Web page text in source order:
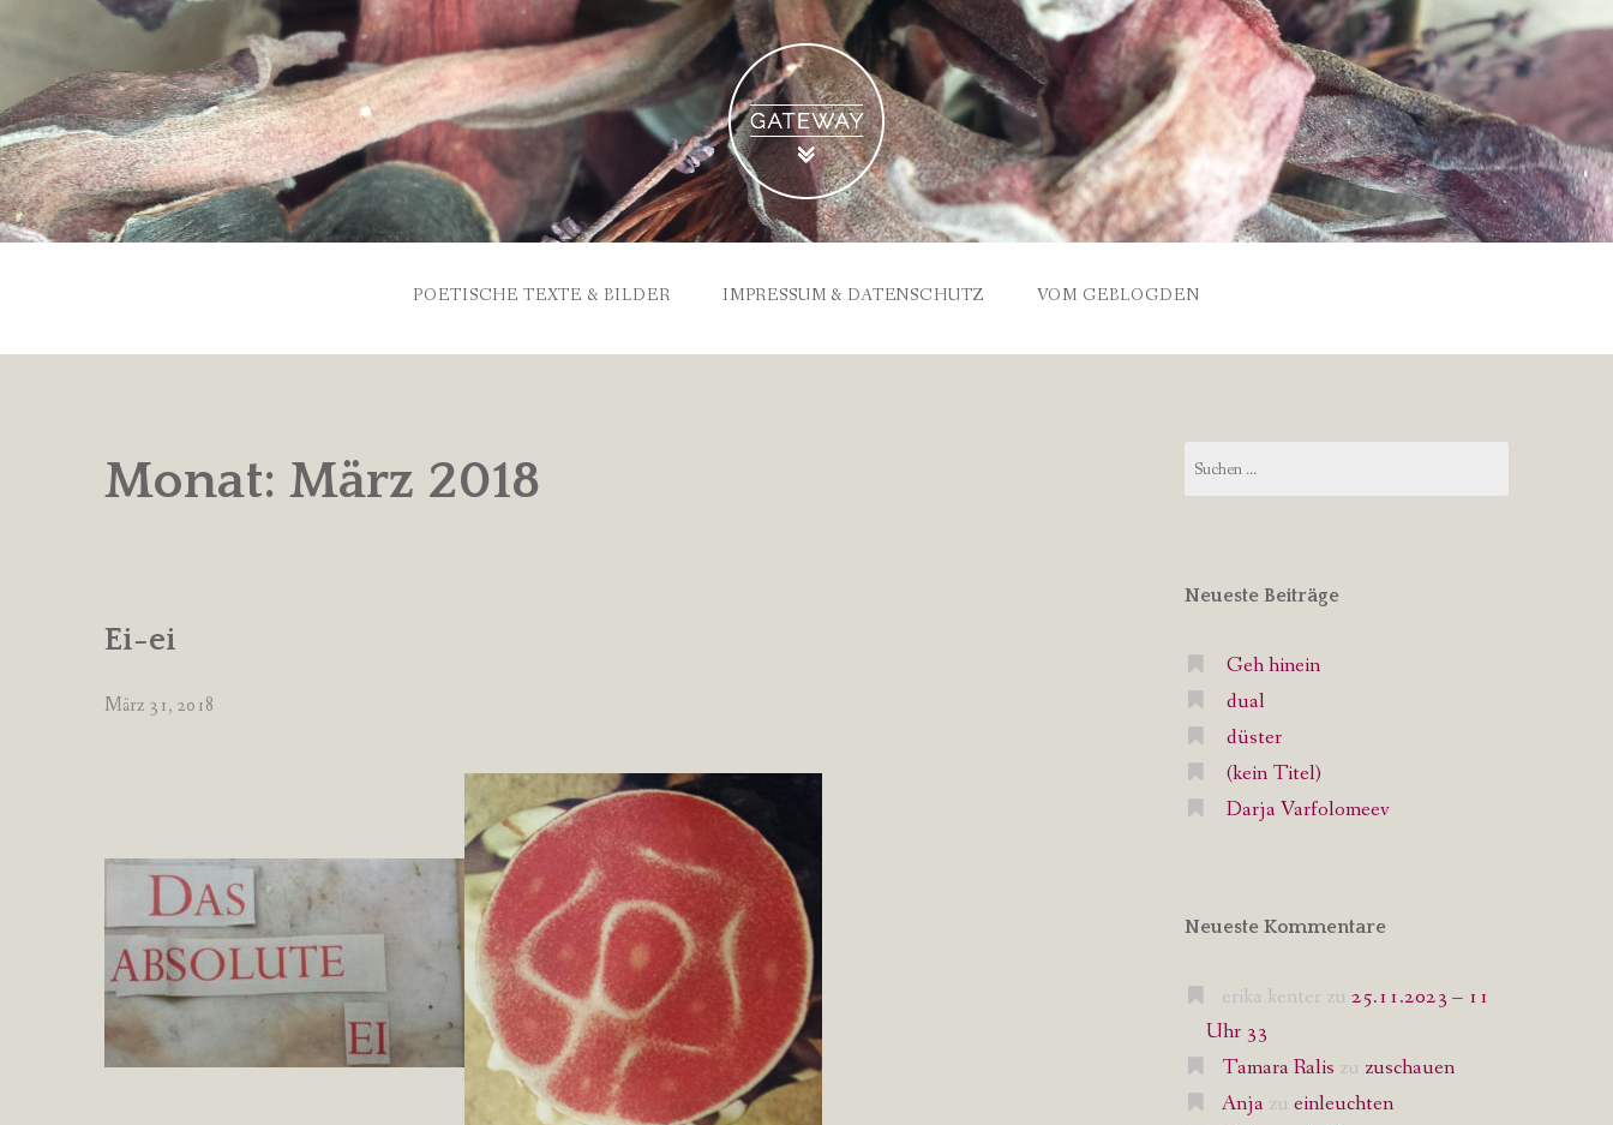
POETISCHE TEXTE & BILDER IMPRESSUM & DATENSCHUTZ VOM GEBLOGDEN
Monat: März 2018
Ei-ei
März 31, 2018
nach:
Neueste Beiträge
Geh hinein
dual
düster
(kein Titel)
Darja Varfolomeev
Neueste Kommentare
erika kenter zu 25.11.2023 – 11
Uhr 33
Tamara Ralis zu zuschauen
Anja zu einleuchten